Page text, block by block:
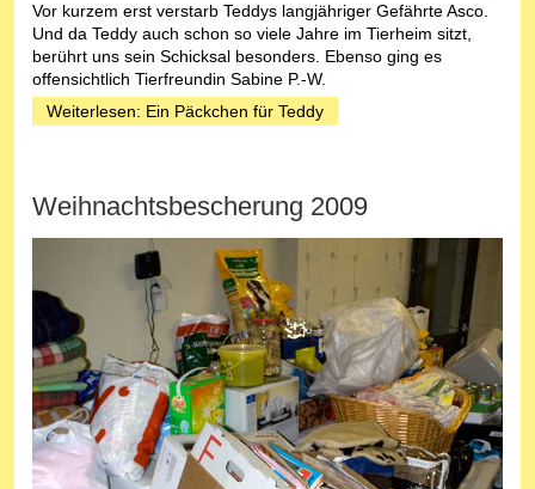
Vor kurzem erst verstarb Teddys langjähriger Gefährte Asco.
Und da Teddy auch schon so viele Jahre im Tierheim sitzt,
berührt uns sein Schicksal besonders. Ebenso ging es
offensichtlich Tierfreundin Sabine P.-W.
Weiterlesen: Ein Päckchen für Teddy
Weihnachtsbescherung 2009